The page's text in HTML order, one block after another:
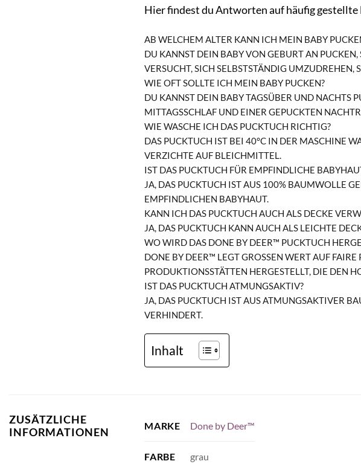
Hier findest du Antworten auf häufig
AB WELCHEM ALTER KANN ICH MEIN BABY
DU KANNST DEIN BABY VON GEBURT AN
VERSUCHT, SICH SELBSTSTÄNDIG
WIE OFT SOLLTE ICH MEIN BABY PUCKEN?
DU KANNST DEIN BABY TAGSÜBER UND NACHTS
MITTAGSSCHLAF UND EINER GEPUCKTEN
WIE WASCHE ICH DAS PUCKTUCH RICHTIG?
DAS PUCKTUCH IST BEI 40°C IN DER MASCHINE
VERZICHTE AUF BLEICHMITTEL.
IST DAS PUCKTUCH FÜR EMPFINDLICHE
JA, DAS PUCKTUCH IST AUS 100% BAUMWOLLE
EMPFINDLICHEN BABYHAUT.
KANN ICH DAS PUCKTUCH AUCH ALS DECKE
JA, DAS PUCKTUCH KANN AUCH ALS LEICHTE
WO WIRD DAS DONE BY DEER™ PUCKTUCH
DONE BY DEER™ LEGT GROSSEN WERT AUF
RODUKTIONSSTÄTTEN HERGESTELLT, DIE DEN
IST DAS PUCKTUCH ATMUNGSAKTIV?
JA, DAS PUCKTUCH IST AUS ATMUNGSAKTIVER
VERHINDERT.
Inhalt
ZUSÄTZLICHE
INFORMATIONEN
MARKE Done by Deer™
FARBE grau